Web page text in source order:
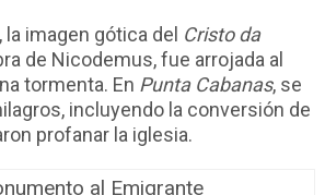
la imagen gótica del Cristo da
de Nicodemus, fue arrojada al
tormenta. En Punta Cabanas, se
incluyendo la conversión de
profanar la iglesia.